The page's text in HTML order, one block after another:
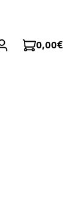
0,00 €